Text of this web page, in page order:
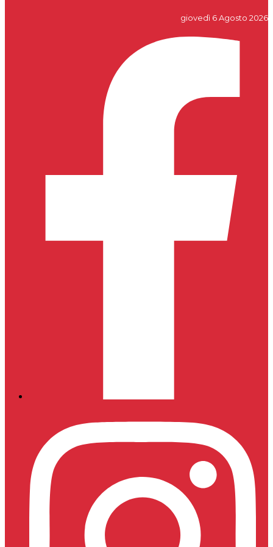
giovedì 6 Agosto 2026